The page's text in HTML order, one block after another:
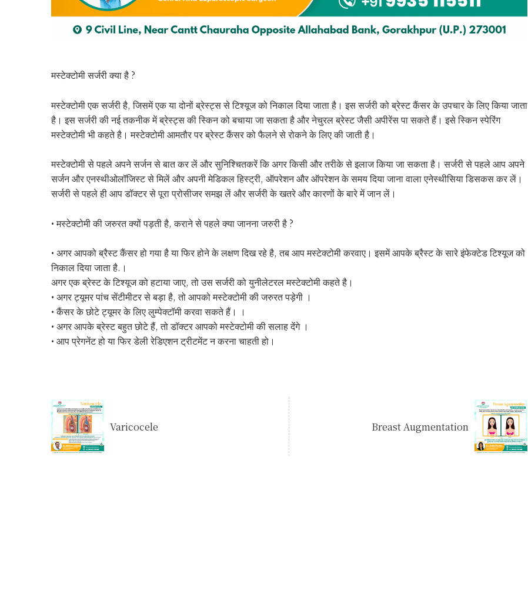
मस्टेक्टोमी सर्जरी क्या है ?
मस्टेक्टोमी एक सर्जरी है, जिसमें एक या दोनों ब्रेस्ट्स से टिश्यूज को निकाल दिया जाता है। इस सर्जरी को ब्रेस्ट कैंसर के उपचार के लिए किया जाता
है। इस सर्जरी की नई तकनीक में ब्रेस्ट्स की स्किन को बचाया जा सकता है और नेचुरल ब्रेस्ट जैसी अपीरेंस पा सकते हैं। इसे स्किन स्पेरिंग
मस्टेक्टोमी भी कहते है। मस्टेक्टोमी आमतौर पर ब्रेस्ट कैंसर को फैलने से रोकने के लिए की जाती है।
मस्टेक्टोमी से पहले अपने सर्जन से बात कर लें और सुनिश्चितकरें कि अगर किसी और तरीके से इलाज किया जा सकता है। सर्जरी से पहले आप अपने
सर्जन और एनस्थीओलॉजिस्ट से मिलें और अपनी मेडिकल हिस्ट्री, ऑपरेशन और ऑपरेशन के समय दिया जाना वाला एनेस्थीसिया डिसकस कर लें।
सर्जरी से पहले ही आप डॉक्टर से पूरा प्रोसीजर समझ लें और सर्जरी के खतरे और कारणों के बारे में जान लें।
• मस्टेक्टोमी की जरुरत क्यों पड़ती है, कराने से पहले क्या जानना जरुरी है ?
• अगर आपको ब्रैस्ट कैंसर हो गया है या फिर होने के लक्षण दिख रहे है, तब आप मस्टेक्टोमी करवाए। इसमें आपके ब्रैस्ट के सारे इंफेक्टेड टिश्यूज को
निकाल दिया जाता है.।
अगर एक ब्रेस्ट के टिश्यूज को हटाया जाए, तो उस सर्जरी को युनीलेटरल मस्टेक्टोमी कहते है।
• अगर ट्यूमर पांच सेंटीमीटर से बड़ा है, तो आपको मस्टेक्टोमी की जरुरत पड़ेगी ।
• कैंसर के छोटे ट्यूमर के लिए लुम्पेक्टॉमी करवा सकते हैं। ।
• अगर आपके ब्रेस्ट बहुत छोटे हैं, तो डॉक्टर आपको मस्टेक्टोमी की सलाह देंगे ।
• आप प्रेगनेंट हो या फिर डेली रेडिएशन ट्रीटमेंट न करना चाहती हो।
Varicocele Breast Augmentation